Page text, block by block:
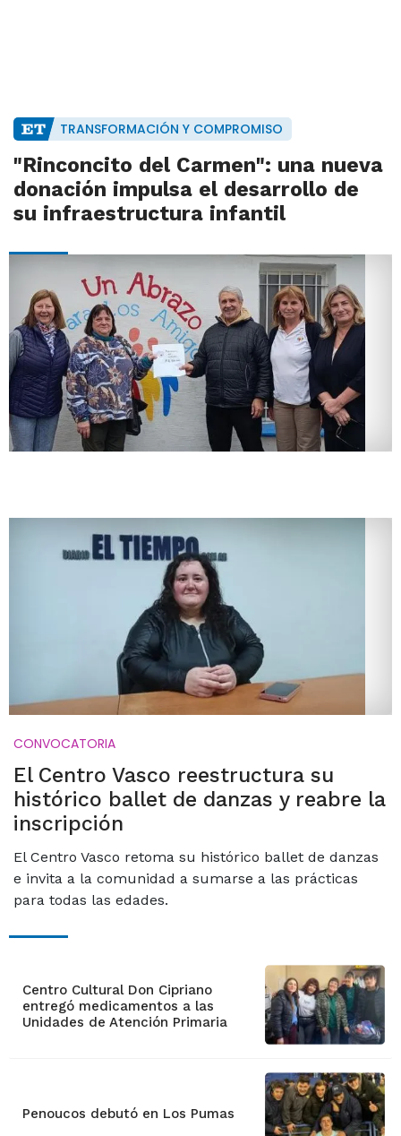
TRANSFORMACIÓN Y COMPROMISO
"Rinconcito del Carmen": una nueva
donación impulsa el desarrollo de
su infraestructura infantil
CONVOCATORIA
El Centro Vasco reestructura su
histórico ballet de danzas y reabre la
inscripción
El Centro Vasco retoma su histórico ballet de danzas
e invita a la comunidad a sumarse a las prácticas
para todas las edades.
Centro Cultural Don Cipriano
entregó medicamentos a las
Unidades de Atención Primaria
Penoucos debutó en Los Pumas